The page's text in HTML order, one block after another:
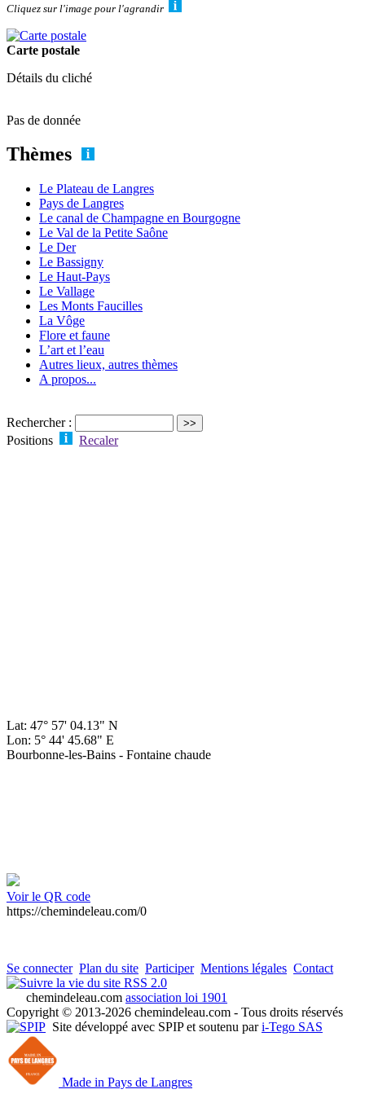
Cliquez sur l'image pour l'agrandir
Carte postale
Détails du cliché
Pas de donnée
Thèmes
Le Plateau de Langres
Pays de Langres
Le canal de Champagne en Bourgogne
Le Val de la Petite Saône
Le Der
Le Bassigny
Le Haut-Pays
Le Vallage
Les Monts Faucilles
La Vôge
Flore et faune
L’art et l’eau
Autres lieux, autres thèmes
A propos...
Rechercher :
Positions
Recaler
Lat: 47° 57' 04.13" N
Lon: 5° 44' 45.68" E
Bourbonne-les-Bains - Fontaine chaude
Voir le QR code
https://chemindeleau.com/0
Se connecter Plan du site Participer Mentions légales Contact
RSS 2.0
chemindeleau.com association loi 1901
Copyright © 2013-2026 chemindeleau.com - Tous droits réservés
Site développé avec SPIP et soutenu pari-Tego SAS
Made in Pays de Langres